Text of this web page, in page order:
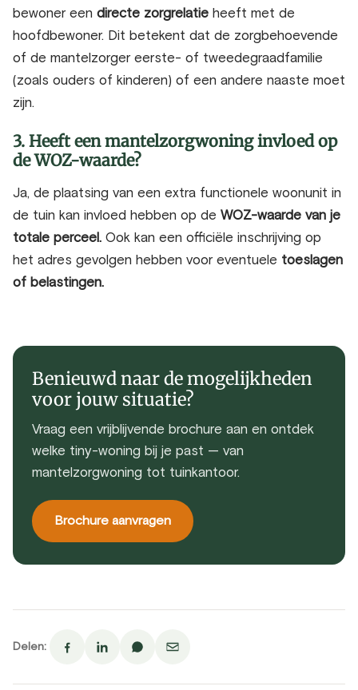
bewoner een directe zorgrelatie heeft met de
hoofdbewoner. Dit betekent dat de zorgbehoevende
of de mantelzorger eerste- of tweedegraadfamilie
(zoals ouders of kinderen) of een andere naaste moet
zijn.
3. Heeft een mantelzorgwoning invloed op
de WOZ-waarde?
Ja, de plaatsing van een extra functionele woonunit in
de tuin kan invloed hebben op de WOZ-waarde van je
totale perceel. Ook kan een officiële inschrijving op
het adres gevolgen hebben voor eventuele toeslagen
of belastingen.
Benieuwd naar de mogelijkheden
voor jouw situatie?
Vraag een vrijblijvende brochure aan en ontdek
welke tiny-woning bij je past — van
mantelzorgwoning tot tuinkantoor.
Brochure aanvragen
Delen: